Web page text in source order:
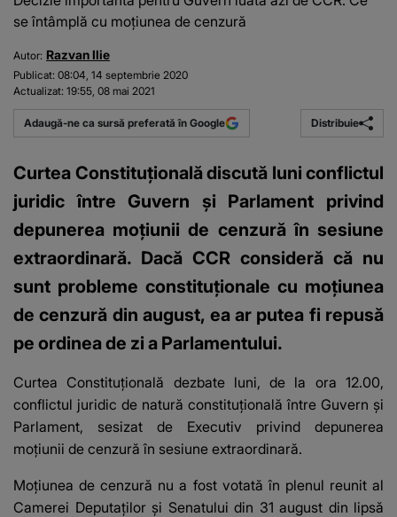
se întâmplă cu moțiunea de cenzură
Autor: Razvan Ilie
Publicat: 08:04, 14 septembrie 2020
Actualizat: 19:55, 08 mai 2021
Adaugă-ne ca sursă preferată în Google Distribuie
Curtea Constituţională discută luni conflictul
juridic între Guvern şi Parlament privind
depunerea moţiunii de cenzură în sesiune
extraordinară. Dacă CCR consideră că nu
sunt probleme constituționale cu moțiunea
de cenzură din august, ea ar putea fi repusă
pe ordinea de zi a Parlamentului.
Curtea Constituţională dezbate luni, de la ora 12.00,
conflictul juridic de natură constituţională între Guvern şi
Parlament, sesizat de Executiv privind depunerea
moţiunii de cenzură în sesiune extraordinară.
Moţiunea de cenzură nu a fost votată în plenul reunit al
Camerei Deputaţilor şi Senatului din 31 august din lipsă